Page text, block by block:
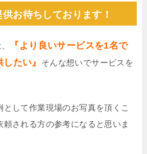
お待ちしております！
『より良いサービスを1名で
たい』
そんな想いでサービスを
として作業現場のお写真を頂くこ
頼される方の参考になると思いま